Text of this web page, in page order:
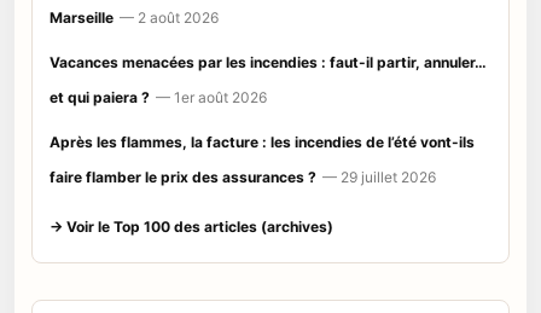
Marseille — 2 août 2026
Vacances menacées par les incendies : faut-il partir, annuler…
et qui paiera ? — 1er août 2026
Après les flammes, la facture : les incendies de l’été vont-ils
faire flamber le prix des assurances ? — 29 juillet 2026
→ Voir le Top 100 des articles (archives)